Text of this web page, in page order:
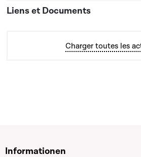
Charger toutes les
Informationen